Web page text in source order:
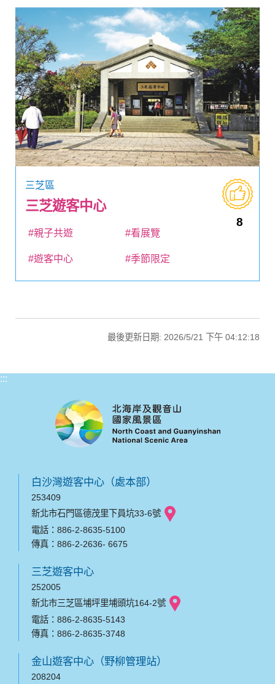
三芝區
三芝遊客中心
8
#親子共遊 #看展覽
#遊客中心 #季節限定
最後更新日期: 2026/5/21 下午 04:12:18
:::
白沙灣遊客中心（處本部）
253409
新北市石門區德茂里下員坑33-6號
電話：886-2-8635-5100
傳真：886-2-2636- 6675
三芝遊客中心
252005
新北市三芝區埔坪里埔頭坑164-2號
電話：886-2-8635-5143
傳真：886-2-8635-3748
金山遊客中心（野柳管理站）
208204